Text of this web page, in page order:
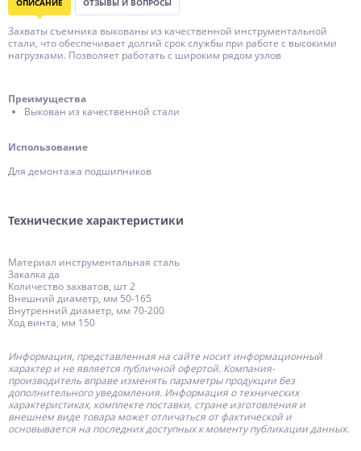
ОПИСАНИЕ ОТЗЫВЫ И ВОПРОСЫ
Захваты съемника выкованы из качественной инструментальной
стали, что обеспечивает долгий срок службы при работе с высокими
нагрузками. Позволяет работать с широким рядом узлов
Преимущества
Выкован из качественной стали
Использование
Для демонтажа подшипников
Технические характеристики
Материал инструментальная сталь
Закалка да
Количество захватов, шт 2
Внешний диаметр, мм 50-165
Внутренний диаметр, мм 70-200
Ход винта, мм 150
Информация, представленная на сайте носит информационный
характер и не является публичной офертой. Компания-
производитель вправе изменять параметры продукции без
дополнительного уведомления. Информация о технических
характеристиках, комплекте поставки, стране изготовления и
внешнем виде товара может отличаться от фактической и
основывается на последних доступных к моменту публикации данных.